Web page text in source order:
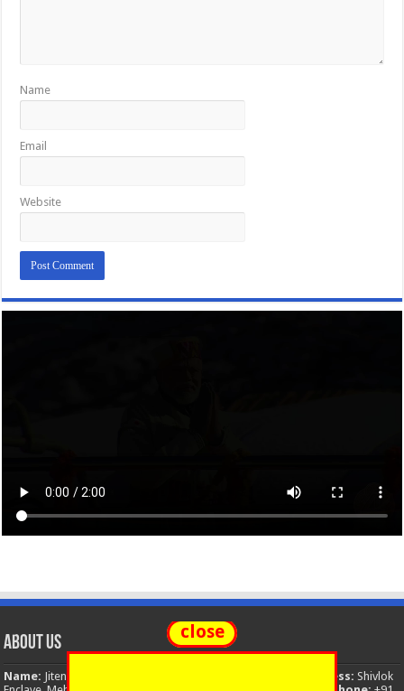
Name
Email
Website
About Us
Name: Jitendra Singh Address: Shivlok
close